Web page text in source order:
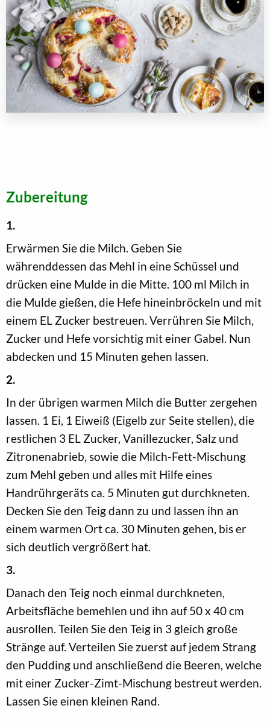
Zubereitung
1.
Erwärmen Sie die Milch. Geben Sie
währenddessen das Mehl in eine Schüssel und
drücken eine Mulde in die Mitte. 100 ml Milch in
die Mulde gießen, die Hefe hineinbröckeln und mit
einem EL Zucker bestreuen. Verrühren Sie Milch,
Zucker und Hefe vorsichtig mit einer Gabel. Nun
abdecken und 15 Minuten gehen lassen.
2.
In der übrigen warmen Milch die Butter zergehen
lassen. 1 Ei, 1 Eiweiß (Eigelb zur Seite stellen), die
restlichen 3 EL Zucker, Vanillezucker, Salz und
Zitronenabrieb, sowie die Milch-Fett-Mischung
zum Mehl geben und alles mit Hilfe eines
Handrührgeräts ca. 5 Minuten gut durchkneten.
Decken Sie den Teig dann zu und lassen ihn an
einem warmen Ort ca. 30 Minuten gehen, bis er
sich deutlich vergrößert hat.
3.
Danach den Teig noch einmal durchkneten,
Arbeitsfläche bemehlen und ihn auf 50 x 40 cm
ausrollen. Teilen Sie den Teig in 3 gleich große
Stränge auf. Verteilen Sie zuerst auf jedem Strang
den Pudding und anschließend die Beeren, welche
mit einer Zucker-Zimt-Mischung bestreut werden.
Lassen Sie einen kleinen Rand.